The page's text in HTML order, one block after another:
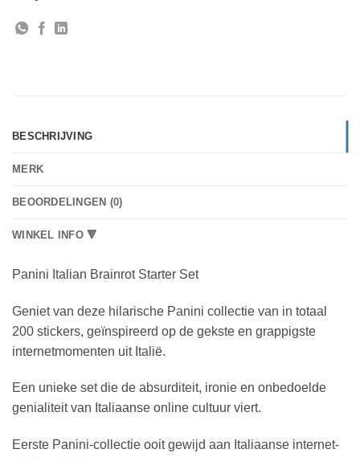
BESCHRIJVING
MERK
BEOORDELINGEN (0)
WINKEL INFO 🔻
Panini Italian Brainrot Starter Set
Geniet van deze hilarische Panini collectie van in totaal
200 stickers, geïnspireerd op de gekste en grappigste
internetmomenten uit Italië.
Een unieke set die de absurditeit, ironie en onbedoelde
genialiteit van Italiaanse online cultuur viert.
Eerste Panini-collectie ooit gewijd aan Italiaanse internet-